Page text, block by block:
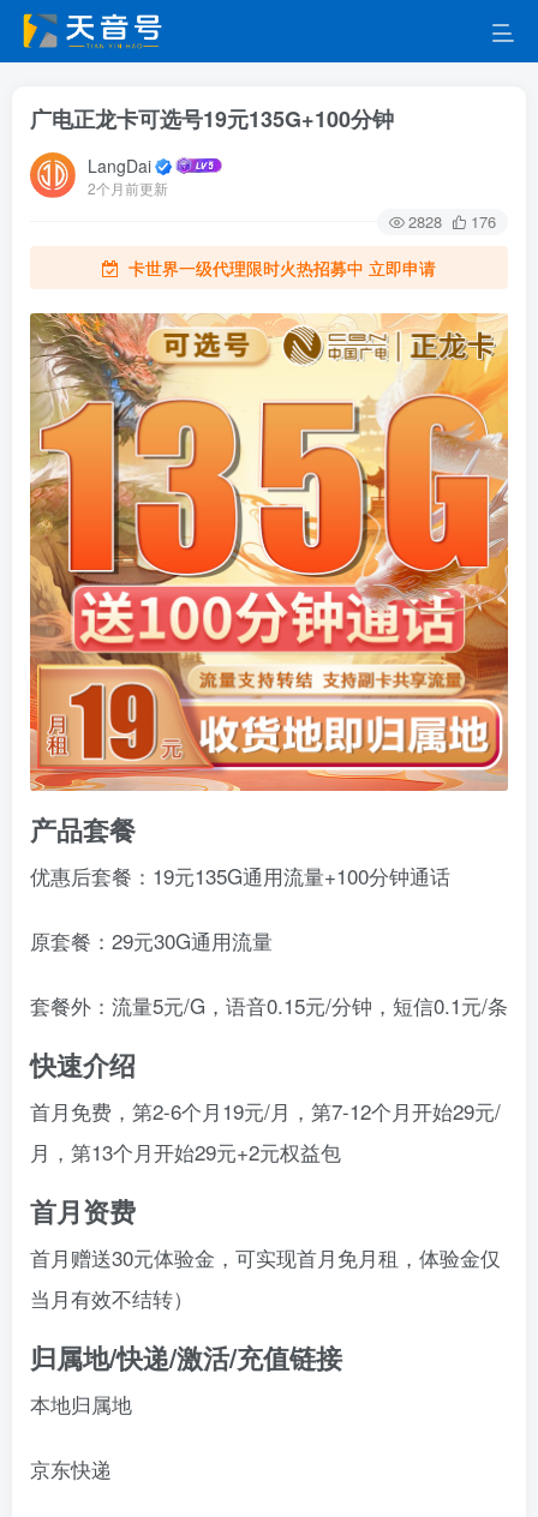
广电正龙卡可选号19元135G+100分钟
LangDai
2个月前更新
2828 176
卡世界一级代理限时火热招募中 立即申请
产品套餐
优惠后套餐：19元135G通用流量+100分钟通话
原套餐：29元30G通用流量
套餐外：流量5元/G，语音0.15元/分钟，短信0.1元/条
快速介绍
首月免费，第2-6个月19元/月，第7-12个月开始29元/
月，第13个月开始29元+2元权益包
首月资费
首月赠送30元体验金，可实现首月免月租，体验金仅
当月有效不结转）
归属地/快递/激活/充值链接
本地归属地
京东快递